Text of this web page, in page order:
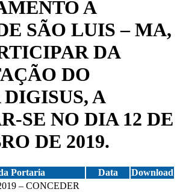
A
SÃO LUIS – MA,
DA
DO
A
SE NO DIA 12 DE
DE 2019.
Portaria Data
Download
– CONCEDER